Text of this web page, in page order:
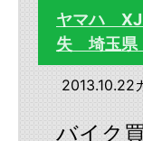
ヤマハ
失 埼玉
2013.10.22
バイク